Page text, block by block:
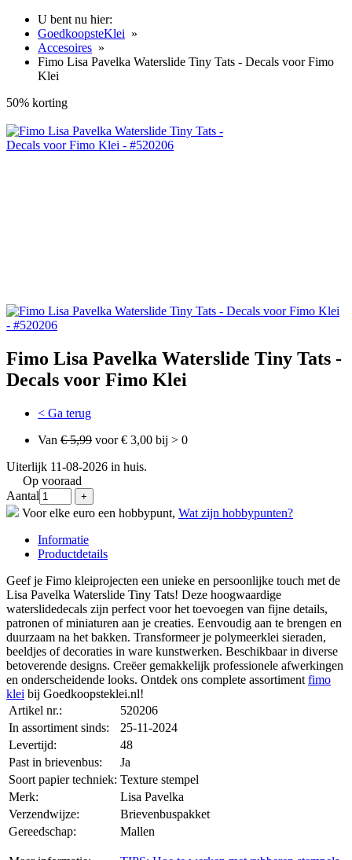
U bent nu hier:
GoedkoopsteKlei »
Accesoires »
Fimo Lisa Pavelka Waterslide Tiny Tats - Decals voor Fimo
Klei
50% korting
Fimo Lisa Pavelka Waterslide Tiny Tats -
Decals voor Fimo Klei
< Ga terug
Van € 5,99 voor € 3,00 bij > 0
Uiterlijk 11-08-2026 in huis.
Op vooraad
Aantal
Voor elke euro een hobbypunt, Wat zijn hobbypunten?
Informatie
Productdetails
Geef je Fimo kleiprojecten een unieke en persoonlijke touch met de
Lisa Pavelka Waterslide Tiny Tats! Deze hoogwaardige
waterslidedecals zijn perfect voor het toevoegen van fijne details,
patronen of miniaturen aan je creaties. Eenvoudig aan te brengen en
duurzaam na het bakken. Transformeer je polymeerklei sieraden,
beeldjes of decoraties in ware kunstwerken. Beschikbaar in diverse
betoverende designs. Creëer gemakkelijk professionele afwerkingen
en onderscheidende looks. Ontdek ons complete assortiment fimo
klei bij Goedkoopsteklei.nl!
Artikel nr.:
520206
In assortiment sinds:
25-11-2024
Levertijd:
48
Past in brievenbus:
Ja
Soort papier techniek: Texture stempel
Merk:
Lisa Pavelka
Verzendwijze:
Brievenbuspakket
Gereedschap:
Mallen